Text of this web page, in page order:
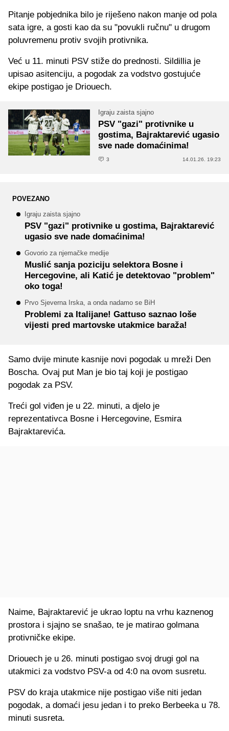
Pitanje pobjednika bilo je riješeno nakon manje od pola
sata igre, a gosti kao da su "povukli ručnu" u drugom
poluvremenu protiv svojih protivnika.
Već u 11. minuti PSV stiže do prednosti. Sildillia je
upisao asitenciju, a pogodak za vodstvo gostujuće
ekipe postigao je Driouech.
Igraju zaista sjajno
PSV "gazi" protivnike u
gostima, Bajraktarević ugasio
sve nade domaćinima!
3 14.01.26. 19:23
POVEZANO
Igraju zaista sjajno
PSV "gazi" protivnike u gostima, Bajraktarević
ugasio sve nade domaćinima!
Govorio za njemačke medije
Muslić sanja poziciju selektora Bosne i
Hercegovine, ali Katić je detektovao "problem"
oko toga!
Prvo Sjeverna Irska, a onda nadamo se BiH
Problemi za Italijane! Gattuso saznao loše
vijesti pred martovske utakmice baraža!
Samo dvije minute kasnije novi pogodak u mreži Den
Boscha. Ovaj put Man je bio taj koji je postigao
pogodak za PSV.
Treći gol viđen je u 22. minuti, a djelo je
reprezentativca Bosne i Hercegovine, Esmira
Bajraktarevića.
Naime, Bajraktarević je ukrao loptu na vrhu kaznenog
prostora i sjajno se snašao, te je matirao golmana
protivničke ekipe.
Driouech je u 26. minuti postigao svoj drugi gol na
utakmici za vodstvo PSV-a od 4:0 na ovom susretu.
PSV do kraja utakmice nije postigao više niti jedan
pogodak, a domaći jesu jedan i to preko Berbeeka u 78.
minuti susreta.